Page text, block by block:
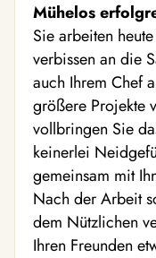
Mühelos
Sie arbeiten
verbissen an die
auch Ihrem Chef
größere Projekte
vollbringen Sie
keinerlei
gemeinsam mit
Nach der Arbeit
dem Nützlichen
Ihren Freunden